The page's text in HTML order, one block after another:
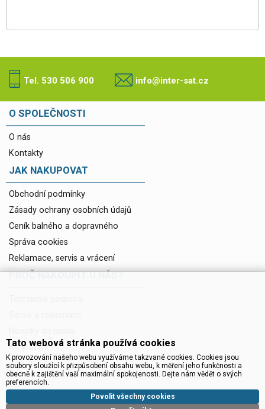
Tel. 530 506 900 info@inter-sat.cz
O SPOLEČNOSTI
O nás
Kontakty
JAK NAKUPOVAT
Obchodní podmínky
Zásady ochrany osobních údajů
Ceník balného a dopravného
Správa cookies
Reklamace, servis a vrácení
PROČ NAKOUPIT U NÁS?
Ke stažení
Tato webová stránka používá cookies
K provozování našeho webu využíváme takzvané cookies. Cookies jsou
soubory sloužící k přizpůsobení obsahu webu, k měření jeho funkčnosti a
obecně k zajištění vaší maximální spokojenosti. Dejte nám vědět o svých
preferencích.
Povolit všechny cookies